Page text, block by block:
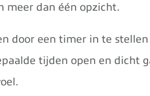
meer dan één opzicht.
door een timer in te stellen
tijden open en dicht